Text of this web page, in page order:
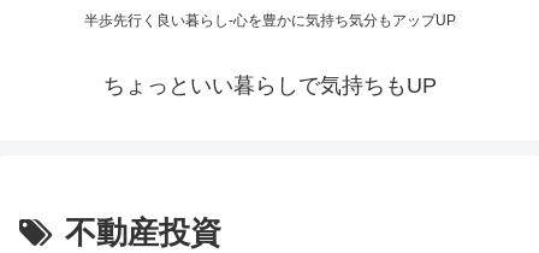
半歩先行く良い暮らし-心を豊かに気持ち気分もアップUP
ちょっといい暮らしで気持ちもUP
不動産投資